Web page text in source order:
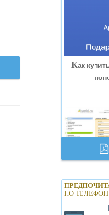
«БАНК
«ТРАСТ»
БАНК»
Как
Банки.ру
19
ПО